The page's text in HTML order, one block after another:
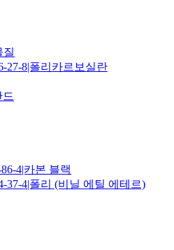
질
27-8|폴리카르보실란
4|카본 블랙
37-4|폴리 (비닐 에틸 에테르)